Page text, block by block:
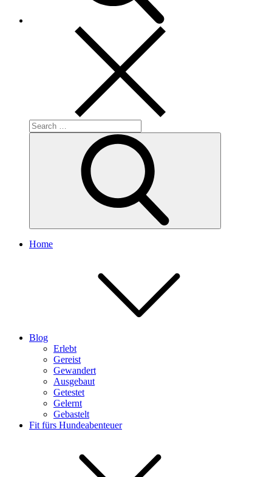
Search
for:
Home
Blog
Erlebt
Gereist
Gewandert
Ausgebaut
Getestet
Gelernt
Gebastelt
Fit fürs Hundeabenteuer